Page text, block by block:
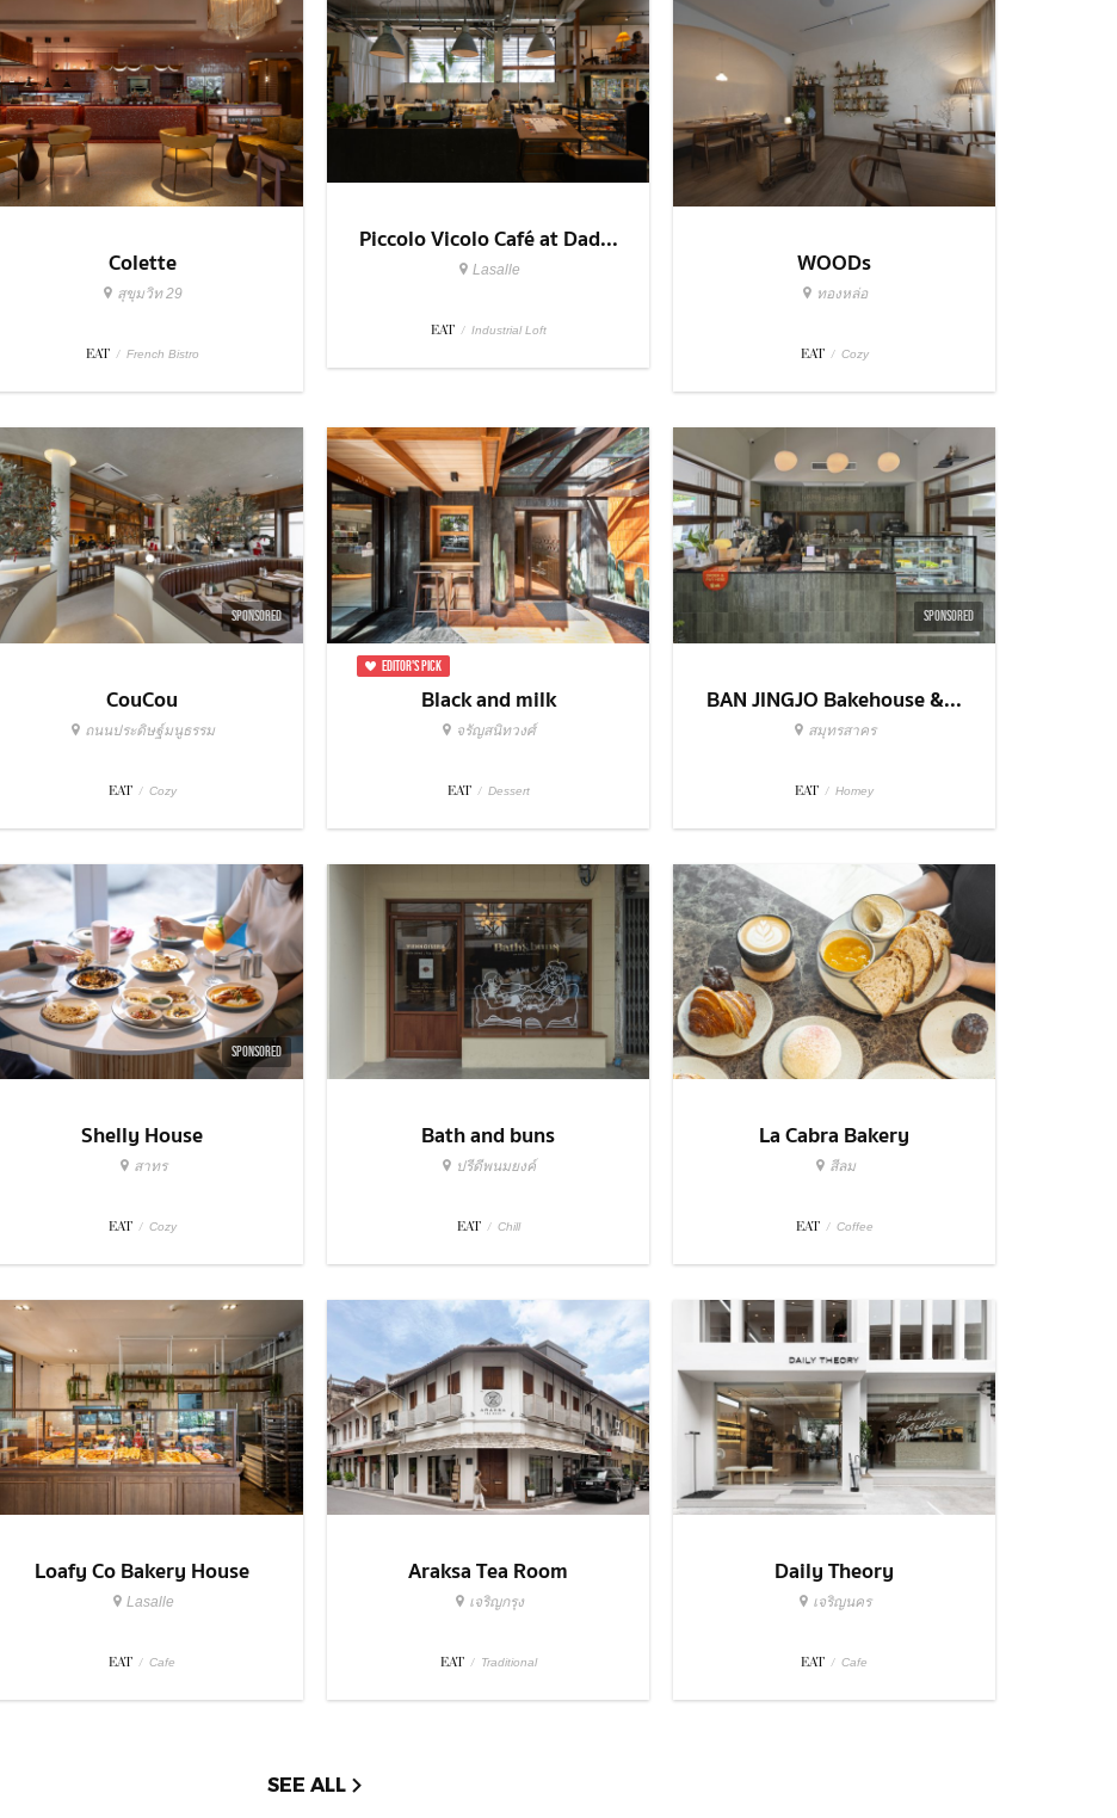
Colette
สุขุมวิท 29
EAT / French Bistro
Piccolo Vicolo Café at Dad...
Lasalle
EAT / Industrial Loft
WOODs
ทองหล่อ
EAT / Cozy
SPONSORED
CouCou
ถนนประดิษฐ์มนูธรรม
EAT / Cozy
EDITOR'S PICK
Black and milk
จรัญสนิทวงศ์
EAT / Dessert
SPONSORED
BAN JINGJO Bakehouse &...
สมุทรสาคร
EAT / Homey
SPONSORED
Shelly House
สาทร
EAT / Cozy
Bath and buns
ปรีดีพนมยงค์
EAT / Chill
La Cabra Bakery
สีลม
EAT / Coffee
Loafy Co Bakery House
Lasalle
EAT / Cafe
Araksa Tea Room
เจริญกรุง
EAT / Traditional
Daily Theory
เจริญนคร
EAT / Cafe
SEE ALL